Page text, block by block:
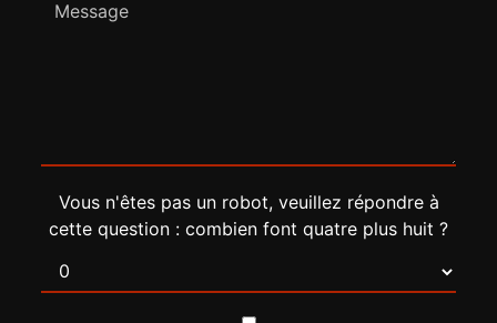
Vous n'êtes pas un robot, veuillez répondre à
cette question : combien font quatre plus huit ?